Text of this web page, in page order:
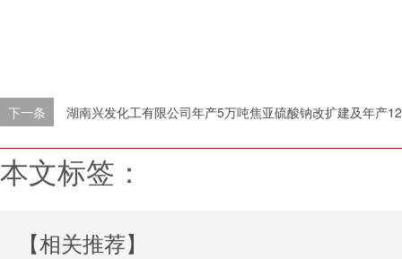
下一条 湖南兴发化工有限公司年产5万吨焦亚硫酸钠改扩建及年产1200吨七水
本文标签：
【相关推荐】